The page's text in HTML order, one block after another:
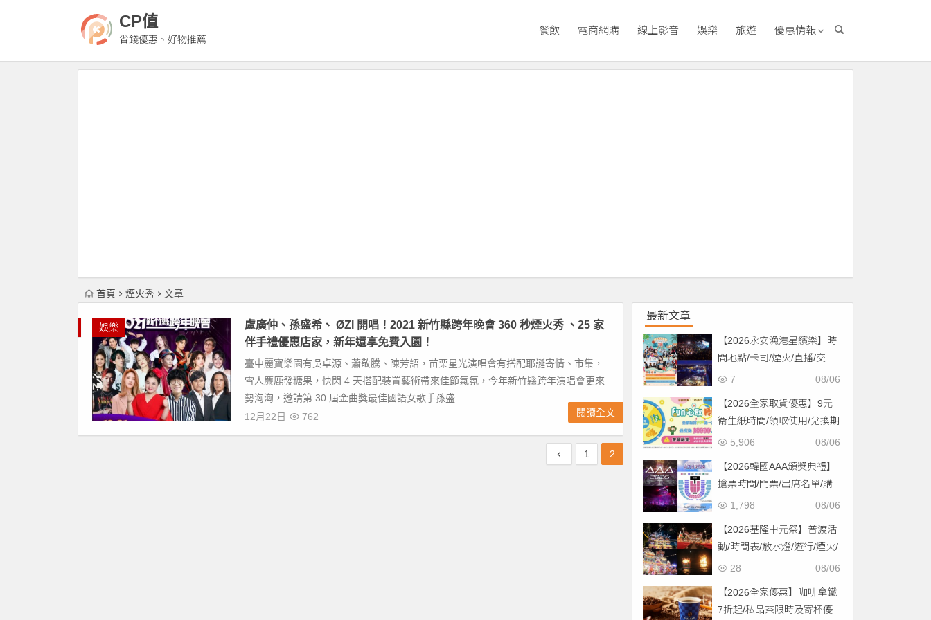
CP值
省錢優惠、好物推薦
餐飲 電商網購 線上影音 娛樂 旅遊 優惠情報
首頁 煙火秀 文章
娛樂
盧廣仲、孫盛希、 ØZI 開唱！2021 新竹縣跨年晚會 360 秒煙火秀 、25 家
伴手禮優惠店家，新年還享免費入園！
臺中麗寶樂園有吳卓源、蕭敬騰、陳芳語，苗栗星光演唱會有搭配耶誕寄情、市集，
雪人麋鹿發糖果，快閃 4 天搭配裝置藝術帶來佳節氣氛，今年新竹縣跨年演唱會更來
勢洶洶，邀請第 30 屆金曲獎最佳國語女歌手孫盛...
12月22日
762 閱讀全文
1 2
最新文章
【2026永安漁港星繽樂】時
間地點/卡司/煙火/直播/交
通，免費入場！
08/06
7
【2026全家取貨優惠】9元
衛生紙時間/領取使用/兌換期
限一次看！
08/06
5,906
【2026韓國AAA頒獎典禮】
搶票時間/門票/出席名單/購
票一次看！
08/06
1,798
【2026基隆中元祭】普渡活
動/時間表/放水燈/遊行/煙火/
交通一次看！
08/06
28
【2026全家優惠】咖啡拿鐵
7折起/私品茶限時及寄杯優